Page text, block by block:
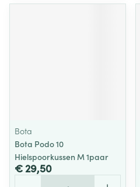
Bota
Bota Podo 10
Hielspoorkussen M 1paar
€ 29,50